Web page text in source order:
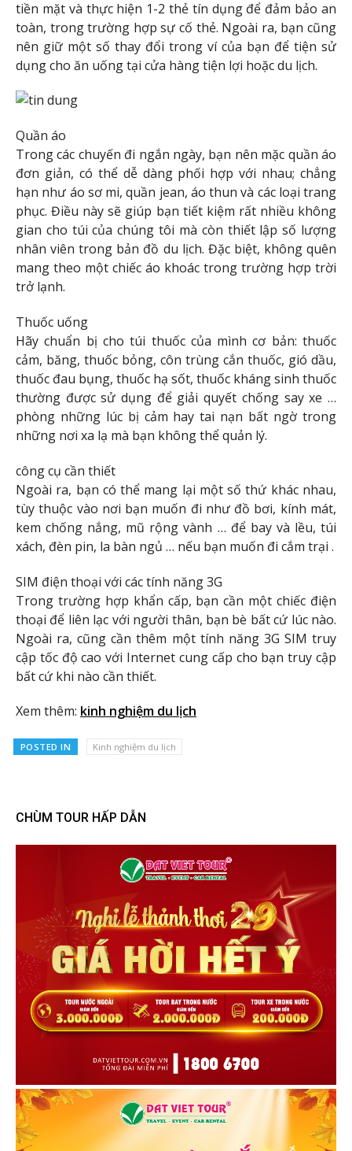
tiền mặt và thực hiện 1-2 thẻ tín dụng để đảm bảo an
toàn, trong trường hợp sự cố thẻ. Ngoài ra, bạn cũng
nên giữ một số thay đổi trong ví của bạn để tiện sử
dụng cho ăn uống tại cửa hàng tiện lợi hoặc du lịch.
Quần áo
Trong các chuyến đi ngắn ngày, bạn nên mặc quần áo
đơn giản, có thể dễ dàng phối hợp với nhau; chẳng
hạn như áo sơ mi, quần jean, áo thun và các loại trang
phục. Điều này sẽ giúp bạn tiết kiệm rất nhiều không
gian cho túi của chúng tôi mà còn thiết lập số lượng
nhân viên trong bản đồ du lịch. Đặc biệt, không quên
mang theo một chiếc áo khoác trong trường hợp trời
trở lạnh.
Thuốc uống
Hãy chuẩn bị cho túi thuốc của mình cơ bản: thuốc
cảm, băng, thuốc bỏng, côn trùng cắn thuốc, gió dầu,
thuốc đau bụng, thuốc hạ sốt, thuốc kháng sinh thuốc
thường được sử dụng để giải quyết chống say xe …
phòng những lúc bị cảm hay tai nạn bất ngờ trong
những nơi xa lạ mà bạn không thể quản lý.
công cụ cần thiết
Ngoài ra, bạn có thể mang lại một số thứ khác nhau,
tùy thuộc vào nơi bạn muốn đi như đồ bơi, kính mát,
kem chống nắng, mũ rộng vành … để bay và lều, túi
xách, đèn pin, la bàn ngủ … nếu bạn muốn đi cắm trại .
SIM điện thoại với các tính năng 3G
Trong trường hợp khẩn cấp, bạn cần một chiếc điện
thoại để liên lạc với người thân, bạn bè bất cứ lúc nào.
Ngoài ra, cũng cần thêm một tính năng 3G SIM truy
cập tốc độ cao với Internet cung cấp cho bạn truy cập
bất cứ khi nào cần thiết.
Xem thêm: kinh nghiệm du lịch
POSTED IN Kinh nghiệm du lịch
CHÙM TOUR HẤP DẪN